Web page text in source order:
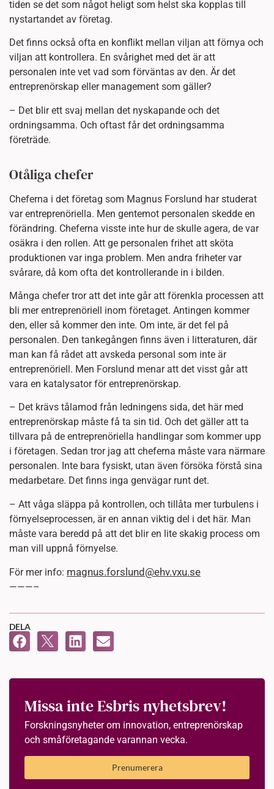
tiden se det som något heligt som helst ska kopplas till
nystartandet av företag.
Det finns också ofta en konflikt mellan viljan att förnya och
viljan att kontrollera. En svårighet med det är att
personalen inte vet vad som förväntas av den. Är det
entreprenörskap eller management som gäller?
– Det blir ett svaj mellan det nyskapande och det
ordningsamma. Och oftast får det ordningsamma
företräde.
Otåliga chefer
Cheferna i det företag som Magnus Forslund har studerat
var entreprenöriella. Men gentemot personalen skedde en
förändring. Cheferna visste inte hur de skulle agera, de var
osäkra i den rollen. Att ge personalen frihet att sköta
produktionen var inga problem. Men andra friheter var
svårare, då kom ofta det kontrollerande in i bilden.
Många chefer tror att det inte går att förenkla processen att
bli mer entreprenöriell inom företaget. Antingen kommer
den, eller så kommer den inte. Om inte, är det fel på
personalen. Den tankegången finns även i litteraturen, där
man kan få rådet att avskeda personal som inte är
entreprenöriell. Men Forslund menar att det visst går att
vara en katalysator för entreprenörskap.
– Det krävs tålamod från ledningens sida, det här med
entreprenörskap måste få ta sin tid. Och det gäller att ta
tillvara på de entreprenöriella handlingar som kommer upp
i företagen. Sedan tror jag att cheferna måste vara närmare
personalen. Inte bara fysiskt, utan även försöka förstå sina
medarbetare. Det finns inga genvägar runt det.
– Att våga släppa på kontrollen, och tillåta mer turbulens i
förnyelseprocessen, är en annan viktig del i det här. Man
måste vara beredd på att det blir en lite skakig process om
man vill uppnå förnyelse.
För mer info: magnus.forslund@ehv.vxu.se
———–
DELA
Missa inte Esbris nyhetsbrev!
Forskningsnyheter om innovation, entreprenörskap
och småföretagande varannan vecka.
Prenumerera